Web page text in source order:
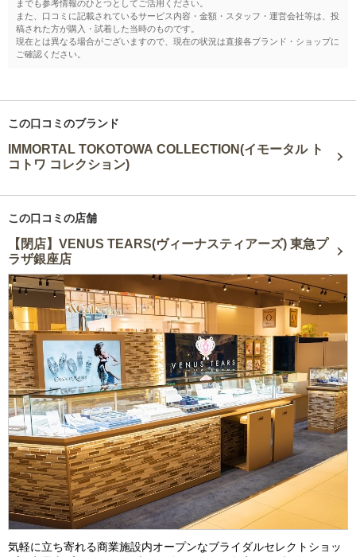
までも参考情報のひとつとしてご活用ください。
また、口コミに記載されているサービス内容・金額・スタッフ・運営会社等は、投
稿された方が購入・試着した当時のものです。
現在とは異なる場合がございますので、現在の状況は直接各ブランド・ショップに
ご確認ください。
この口コミのブランド
IMMORTAL TOKOTOWA COLLECTION(イモータル ト
コトワ コレクション)
この口コミの店舗
【閉店】VENUS TEARS(ヴィーナスティアーズ) 東急プ
ラザ銀座店
気軽に立ち寄れる商業施設内オープンなブライダルセレクトショッ